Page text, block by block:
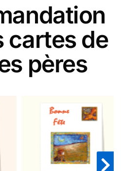
cartes de
pères